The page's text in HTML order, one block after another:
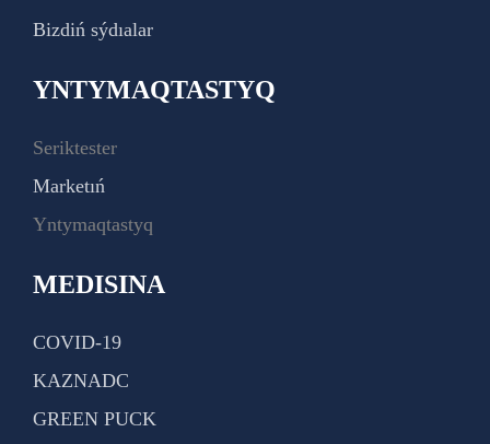
Bizdiń sýdıalar
YNTYMAQTASTYQ
Seriktester
Marketıń
Yntymaqtastyq
MEDISINA
COVID-19
KAZNADC
GREEN PUCK